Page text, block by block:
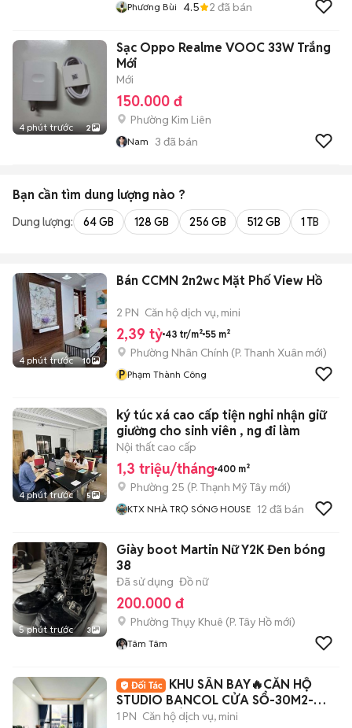
Phương Bùi 4.5 2 đã bán
4 phút trước 2
Sạc Oppo Realme VOOC 33W Trắng
Mới
Mới
150.000 đ
Phường Kim Liên
Nam 3 đã bán
Bạn cần tìm dung lượng nào ?
Dung lượng: 64 GB 128 GB 256 GB 512 GB 1 TB
4 phút trước 10
Bán CCMN 2n2wc Mặt Phố View Hồ
2 PN Căn hộ dịch vụ, mini
2,39 tỷ 43 tr/m² 55 m²
Phường Nhân Chính (P. Thanh Xuân mới)
P Phạm Thành Công
4 phút trước 5
ký túc xá cao cấp tiện nghi nhận giữ
giường cho sinh viên , ng đi làm
Nội thất cao cấp
1,3 triệu/tháng 400 m²
Phường 25 (P. Thạnh Mỹ Tây mới)
KTX NHÀ TRỌ SÓNG HOUSE 12 đã bán
5 phút trước 3
Giày boot Martin Nữ Y2K Đen bóng
38
Đã sử dụng Đồ nữ
200.000 đ
Phường Thụy Khuê (P. Tây Hồ mới)
Tâm Tâm
KHU SÂN BAY🔥CĂN HỘ
STUDIO BANCOL CỬA SỔ-30M2-
THANG MÁY-CV GIA ĐỊNH
1 PN Căn hộ dịch vụ, mini